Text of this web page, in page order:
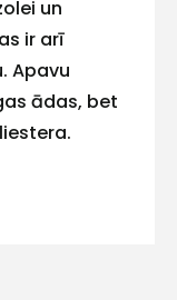
un
ir arī
Apavu
ādas, bet